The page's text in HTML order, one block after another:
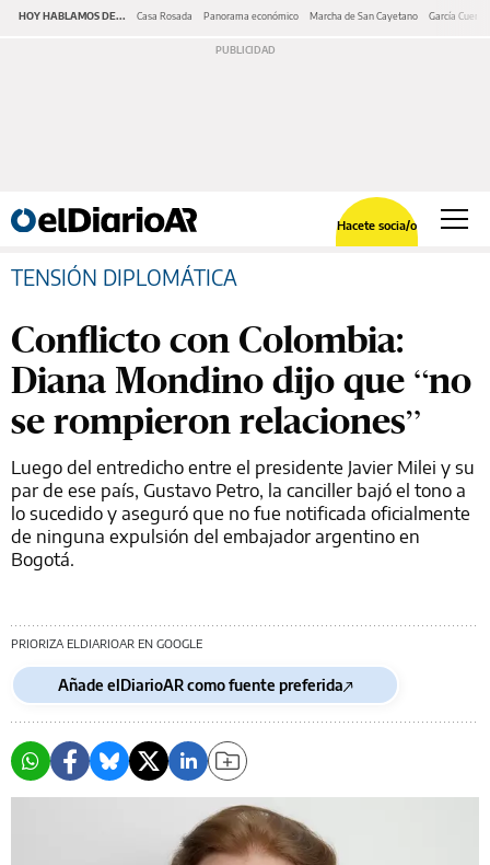
HOY HABLAMOS DE... Casa Rosada Panorama económico Marcha de San Cayetano García Cuerva
Hacete socia/o
TENSIÓN DIPLOMÁTICA
Conflicto con Colombia:
Diana Mondino dijo que “no
se rompieron relaciones”
Luego del entredicho entre el presidente Javier Milei y su
par de ese país, Gustavo Petro, la canciller bajó el tono a
lo sucedido y aseguró que no fue notificada oficialmente
de ninguna expulsión del embajador argentino en
Bogotá.
PRIORIZA ELDIARIOAR EN GOOGLE
Añade elDiarioAR como fuente preferida